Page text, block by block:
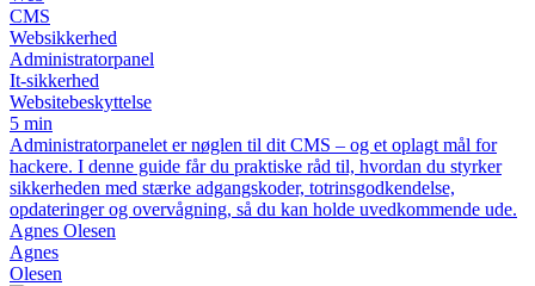
CMS
Websikkerhed
Administratorpanel
It-sikkerhed
Websitebeskyttelse
5 min
Administratorpanelet er nøglen til dit CMS – og et oplagt mål for
hackere. I denne guide får du praktiske råd til, hvordan du styrker
sikkerheden med stærke adgangskoder, totrinsgodkendelse,
opdateringer og overvågning, så du kan holde uvedkommende ude.
Agnes Olesen
Agnes
Olesen